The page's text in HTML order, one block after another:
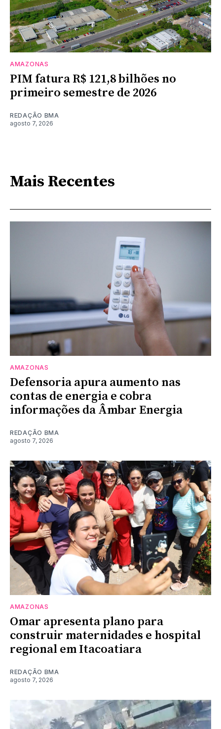
AMAZONAS
PIM fatura R$ 121,8 bilhões no
primeiro semestre de 2026
REDAÇÃO BMA
agosto 7, 2026
Mais Recentes
AMAZONAS
Defensoria apura aumento nas
contas de energia e cobra
informações da Âmbar Energia
REDAÇÃO BMA
agosto 7, 2026
AMAZONAS
Omar apresenta plano para
construir maternidades e hospital
regional em Itacoatiara
REDAÇÃO BMA
agosto 7, 2026